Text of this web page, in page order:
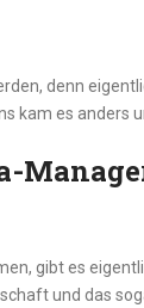
denn
kam es anders
gibt es
und das